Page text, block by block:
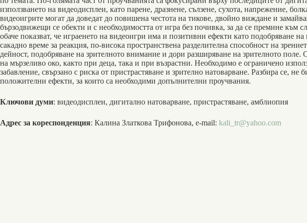
използването на видеодисплеи, като парене, дразнене, сълзене, сухота, напрежение,
видеоигрите могат да доведат до повишена честота на тикове, двойно виждане и
бързодвижещи се обекти и с необходимостта от игра без почивка, за да се премине към
обаче показват, че играенето на видеоигри има и позитивни ефекти като подобряване на
сакадно време за реакция, по-висока пространствена разделителна способност на
дейност, подобряване на зрителното внимание и дори разширяване на зрителното поле.
на мързеливо око, както при деца, така и при възрастни. Необходимо е ограничено
забавление, свързано с риска от пристрастяване и зрително натоварване. Разбира се, не
положителни ефекти, за които са необходими допълнителни проучвания.
Ключови думи: видеодисплеи, дигитално натоварване, пристрастяване, амблиопия
Адрес за кореспонденция: Калина Златкова Трифонова, e-mail: kali_tr@yahoo.com